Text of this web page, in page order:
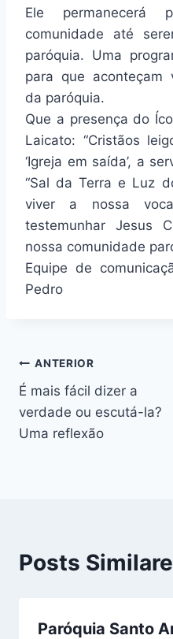
Ele
comunidade até
paróquia. Uma
para que aconteçam
da paróquia.
Que a presença do
Laicato: “Cristãos
‘Igreja em saída’, a
“Sal da Terra e Luz
viver a nossa
testemunhar Jesus
nossa comunidade
Equipe de
Pedro
Navegação
de
Post
ANTERIOR
É mais fácil dizer a
verdade ou escutá-la?
Uma reflexão
Posts
Paróquia Santo